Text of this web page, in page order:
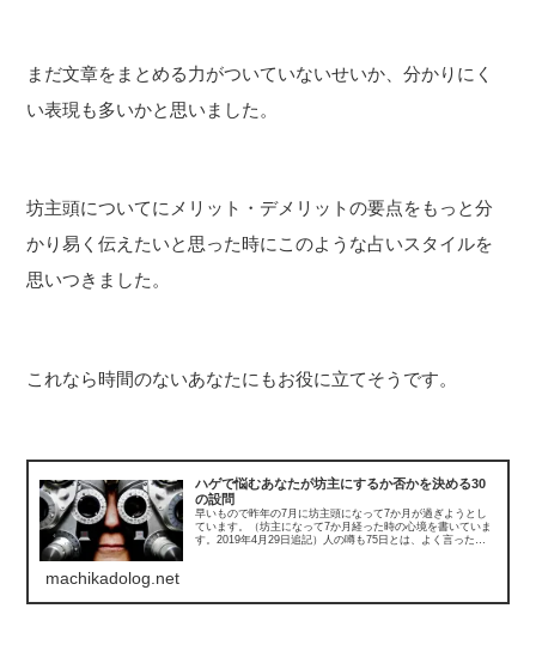
まだ文章をまとめる力がついていないせいか、分かりにく
い表現も多いかと思いました。
坊主頭についてにメリット・デメリットの要点をもっと分
かり易く伝えたいと思った時にこのような占いスタイルを
思いつきました。
これなら時間のないあなたにもお役に立てそうです。
ハゲで悩むあなたが坊主にするか否かを決める30
の設問
早いもので昨年の7月に坊主頭になって7か月が過ぎようとし
ています。（坊主になって7か月経った時の心境を書いていま
す。2019年4月29日追記）人の噂も75日とは、よく言ったも
machikadolog.net